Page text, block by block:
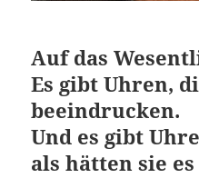
Auf das
Es gibt Uhren,
beeindrucken.
Und es gibt
als hätten sie